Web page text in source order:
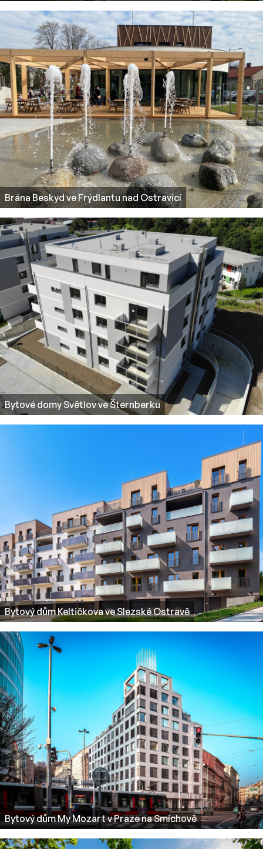
Brána Beskyd ve Frýdlantu nad Ostravicí
Bytové domy Světlov ve Šternberku
Bytový dům Keltičkova ve Slezské Ostravě
Bytový dům My Mozart v Praze na Smíchově